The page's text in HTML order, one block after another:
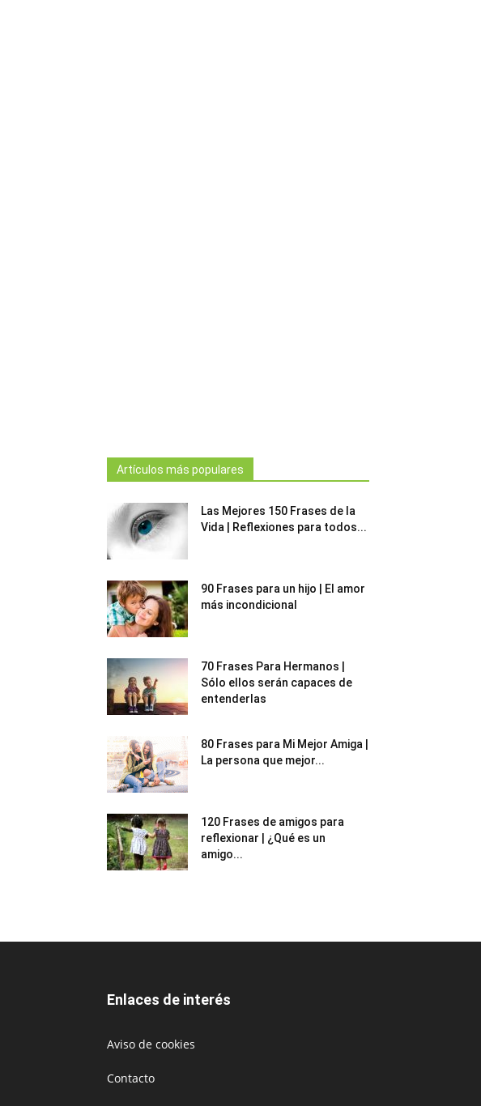
Artículos más populares
Las Mejores 150 Frases de la
Vida | Reflexiones para todos...
90 Frases para un hijo | El amor
más incondicional
70 Frases Para Hermanos |
Sólo ellos serán capaces de
entenderlas
80 Frases para Mi Mejor Amiga |
La persona que mejor...
120 Frases de amigos para
reflexionar | ¿Qué es un
amigo...
Enlaces de interés
Aviso de cookies
Contacto